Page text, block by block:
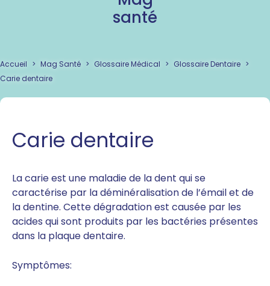
santé
Accueil > Mag Santé > Glossaire Médical > Glossaire Dentaire >
Carie dentaire
Carie dentaire
La carie est une maladie de la dent qui se
caractérise par la déminéralisation de l’émail et de
la dentine. Cette dégradation est causée par les
acides qui sont produits par les bactéries présentes
dans la plaque dentaire.
Symptômes: